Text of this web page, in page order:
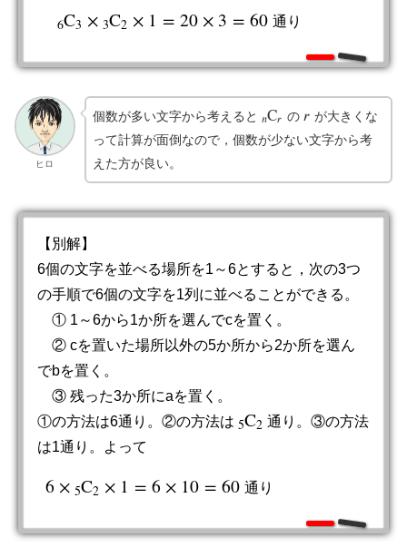
6C3 × 3C2 × 1 = 20 × 3 = 60 通 り
6 C3×3C 2× 1 =20×3=60 通り
ヒロ
個数が多い文字から考えると 𝑛C𝑟
nCr の 𝑟
r が大きくな
って計算が面倒なので，個数が少ない文字から考
えた方が良い。
【別解】
6個の文字を並べる場所を1～6とすると，次の3つ
の手順で6個の文字を1列に並べることができる。
① 1～6から1か所を選んでcを置く。
② cを置いた場所以外の5か所から2か所を選ん
でbを置く。
③ 残った3か所にaを置く。
①の方法は6通り。②の方法は 5C2
5C2 通り。③の方法
は1通り。よって
6 × 5C2 × 1 = 6 × 10 = 60 通 り
6×5 C2 × 1=6× 10 =60 通 り